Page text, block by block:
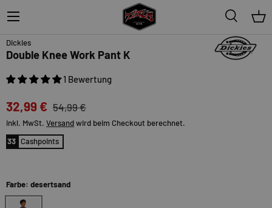
Suche
Menü
40%
Dickies
Double Knee Work Pant K
1 Bewertung
32,99 € 54,99 €
inkl. MwSt. Versandwird beim Checkout berechnet.
33 Cashpoints
Farbe: desertsand